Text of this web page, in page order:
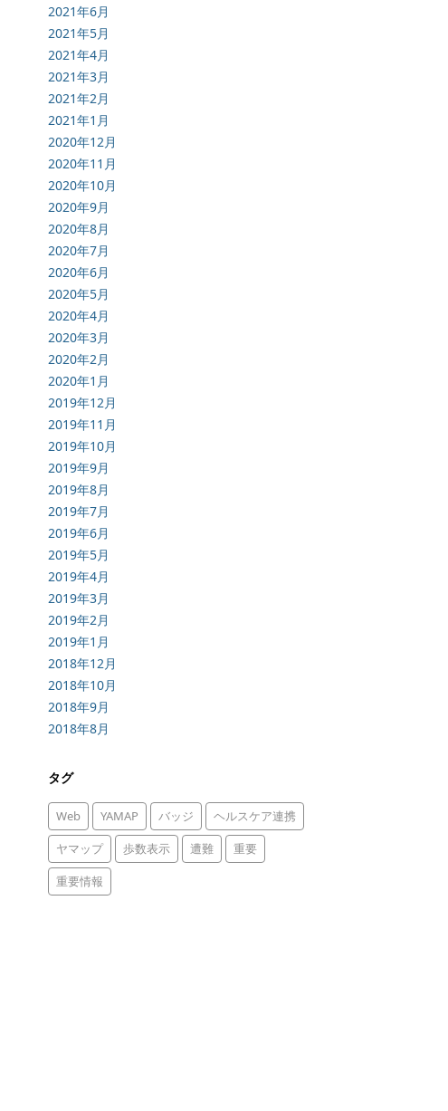
2021年6月
2021年5月
2021年4月
2021年3月
2021年2月
2021年1月
2020年12月
2020年11月
2020年10月
2020年9月
2020年8月
2020年7月
2020年6月
2020年5月
2020年4月
2020年3月
2020年2月
2020年1月
2019年12月
2019年11月
2019年10月
2019年9月
2019年8月
2019年7月
2019年6月
2019年5月
2019年4月
2019年3月
2019年2月
2019年1月
2018年12月
2018年10月
2018年9月
2018年8月
タグ
Web YAMAP バッジ
ヘルスケア連携
ヤマップ
歩数表示 遭難
重要
重要情報